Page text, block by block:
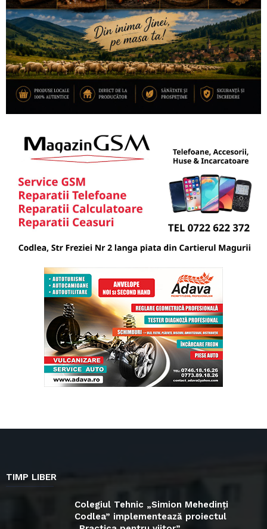
TIMP LIBER
Colegiul Tehnic „Simion Mehedinți
Codlea” implementează proiectul